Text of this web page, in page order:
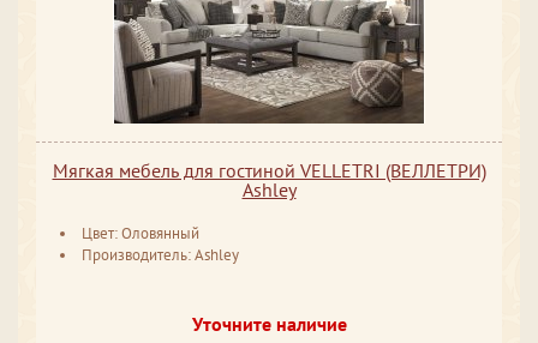
Мягкая мебель для гостиной VELLETRI (ВЕЛЛЕТРИ)
Ashley
Цвет: Оловянный
Производитель: Ashley
Уточните наличие